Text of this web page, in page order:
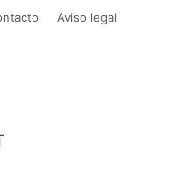
Aviso legal